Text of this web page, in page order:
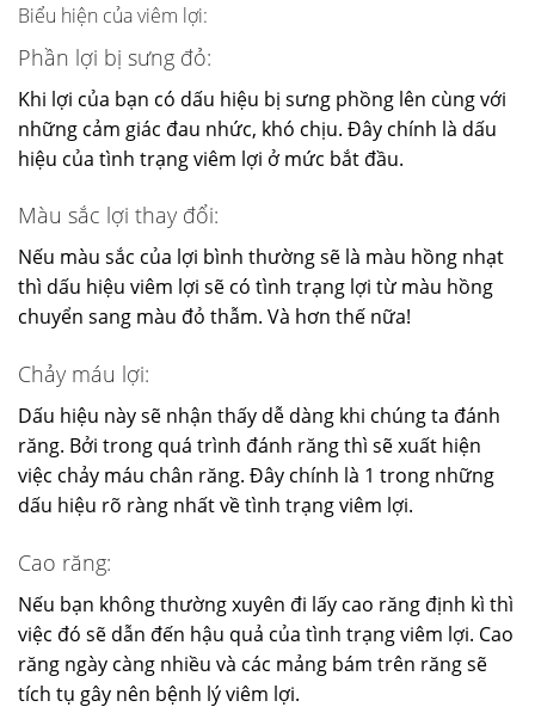
Biểu hiện của viêm lợi:
Phần lợi bị sưng đỏ:
Khi lợi của bạn có dấu hiệu bị sưng phồng lên cùng với
những cảm giác đau nhức, khó chịu. Đây chính là dấu
hiệu của tình trạng viêm lợi ở mức bắt đầu.
Màu sắc lợi thay đổi:
Nếu màu sắc của lợi bình thường sẽ là màu hồng nhạt
thì dấu hiệu viêm lợi sẽ có tình trạng lợi từ màu hồng
chuyển sang màu đỏ thẫm. Và hơn thế nữa!
Chảy máu lợi:
Dấu hiệu này sẽ nhận thấy dễ dàng khi chúng ta đánh
răng. Bởi trong quá trình đánh răng thì sẽ xuất hiện
việc chảy máu chân răng. Đây chính là 1 trong những
dấu hiệu rõ ràng nhất về tình trạng viêm lợi.
Cao răng:
Nếu bạn không thường xuyên đi lấy cao răng định kì thì
việc đó sẽ dẫn đến hậu quả của tình trạng viêm lợi. Cao
răng ngày càng nhiều và các mảng bám trên răng sẽ
tích tụ gây nên bệnh lý viêm lợi.